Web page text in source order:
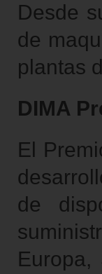
Desde
de
plantas
DIMA
El
de
Europa,